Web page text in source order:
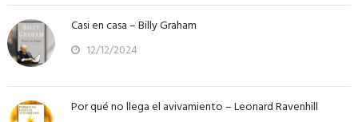
Casi en casa – Billy Graham
12/12/2024
Por qué no llega el avivamiento – Leonard Ravenhill